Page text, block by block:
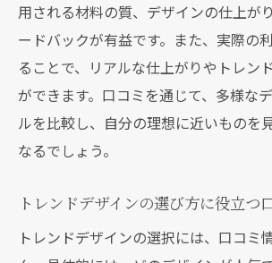
用される材料の質、デザインの仕上が
ードバックが有益です。また、実際の
ることで、リアルな仕上がりやトレン
ができます。口コミを通じて、多様な
ルを比較し、自分の理想に近いものを
なるでしょう。
トレンドデザインの選び方に役立つ
トレンドデザインの選択には、口コミ